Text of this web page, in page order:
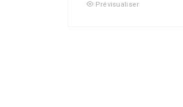
Prévisualiser